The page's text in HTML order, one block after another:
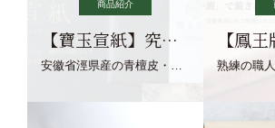
商品紹介
【寶玉宣紙】究極の純粋な宣紙を目指す寶玉宣紙